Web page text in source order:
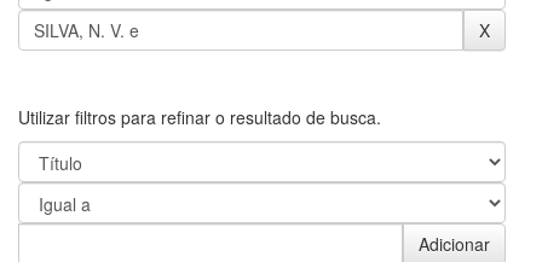
Utilizar filtros para refinar o resultado de busca.